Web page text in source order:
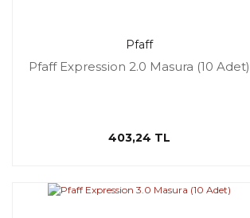
Pfaff
Pfaff Expression 2.0 Masura (10 Adet)
403,24 TL